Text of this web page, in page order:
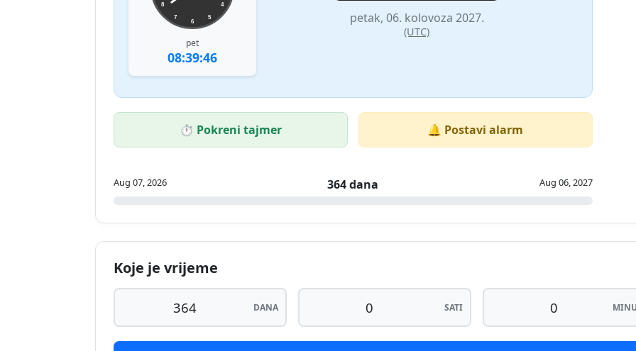
4
5
6
7
8
pet
08:39:46
petak, 06. kolovoza 2027.
(UTC)
⏱️ Pokreni tajmer 🔔 Postavi alarm
Aug 07, 2026 364 dana Aug 06, 2027
Koje je vrijeme
DANA SATI